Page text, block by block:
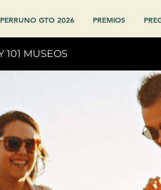
GTO 2026 PREMIOS
101 MUSEOS